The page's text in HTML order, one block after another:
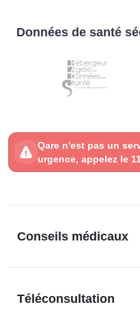
Données de santé
Qare n'est pas un
urgence, appelez le
Conseils médicaux
Téléconsultation